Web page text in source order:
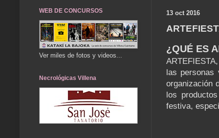
13 oct 2016
¿QUÉ ES
las
organización
los
festiva,
WEB DE CONCURSOS
Ver miles de fotos y videos...
Necrológicas Villena